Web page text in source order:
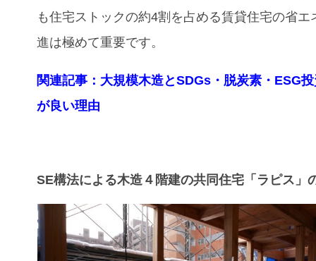
も住宅ストックの約4割を占める賃貸住宅の省エ
進は極めて重要です。
関連記事： 大規模木造とSDGs・脱炭素・ESG
が良い理由
SE構法による木造４階建の共同住宅「ラピス」